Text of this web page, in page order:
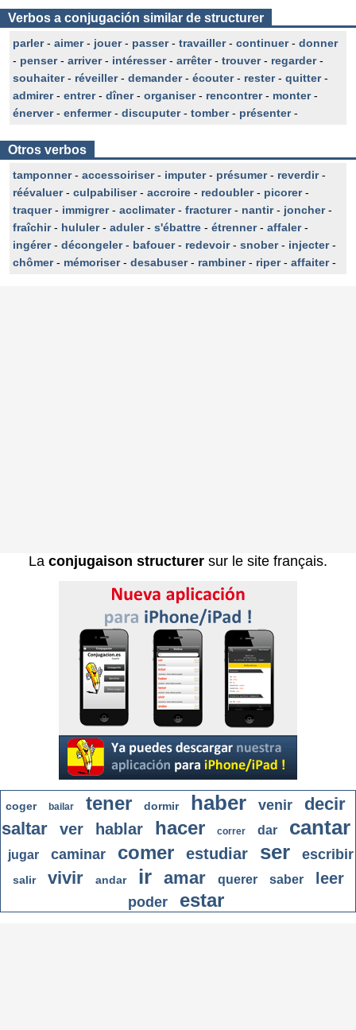
Verbos a conjugación similar de structurer
parler- aimer- jouer- passer- travailler- continuer- donner
- penser- arriver- intéresser- arrêter- trouver- regarder-
souhaiter- réveiller- demander- écouter- rester- quitter-
admirer- entrer- dîner- organiser- rencontrer- monter-
énerver- enfermer- discuputer- tomber- présenter-
Otros verbos
tamponner- accessoiriser- imputer- présumer- reverdir-
réévaluer- culpabiliser- accroire - redoubler- picorer-
traquer- immigrer- acclimater- fracturer- nantir- joncher-
fraîchir- hululer- aduler- s'ébattre - étrenner- affaler-
ingérer- décongeler- bafouer- redevoir- snober- injecter-
chômer- mémoriser- desabuser- rambiner- riper- affaiter-
La conjugaison structurer sur le site français.
coger bailar tener dormir haber venir
decir
saltar
ver hablar hacer correr dar cantar
jugar caminar comer estudiar ser escribir
salir vivir andar ir amar querer saber leer
poder estar